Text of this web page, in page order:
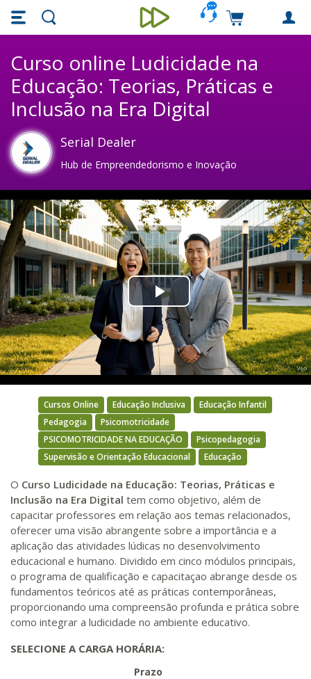
Skip main navigation
Skip to main content
Unieducar
Carrinho de
Curso online Ludicidade na
Educação: Teorias, Práticas e
Inclusão na Era Digital
Serial Dealer
Hub de Empreendedorismo e Inovação
Play
Video
Cursos Online Educação Inclusiva
Educação Infantil
Pedagogia
Psicomotricidade
PSICOMOTRICIDADE NA EDUCAÇÃO
Psicopedagogia
Supervisão e Orientação Educacional
Educação
O Curso Ludicidade na Educação: Teorias, Práticas e
Inclusão na Era Digital tem como objetivo, além de
capacitar professores em relação aos temas relacionados,
oferecer uma visão abrangente sobre a importância e a
aplicação das atividades lúdicas no desenvolvimento
educacional e humano. Dividido em cinco módulos principais,
o programa de qualificação e capacitaçao abrange desde os
fundamentos teóricos até as práticas contemporâneas,
proporcionando uma compreensão profunda e prática sobre
como integrar a ludicidade no ambiente educativo.
SELECIONE A CARGA HORÁRIA:
Prazo